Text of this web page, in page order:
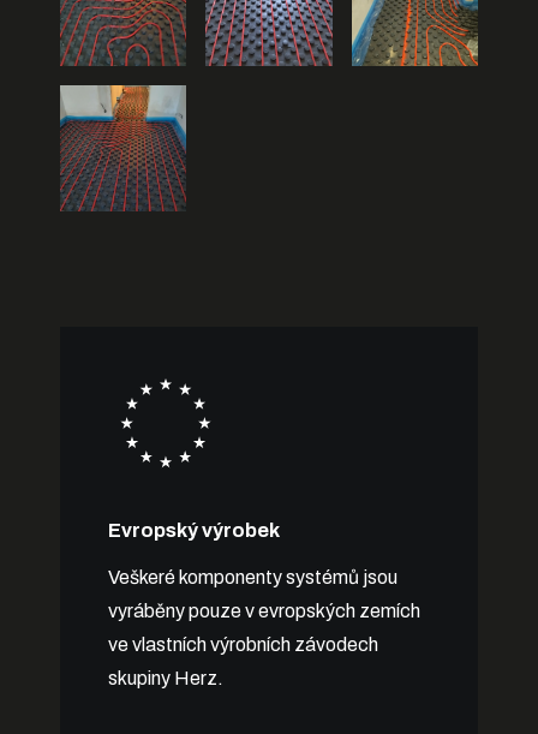
Evropský výrobek
Veškeré komponenty systémů jsou
vyráběny pouze v evropských zemích
ve vlastních výrobních závodech
skupiny Herz.